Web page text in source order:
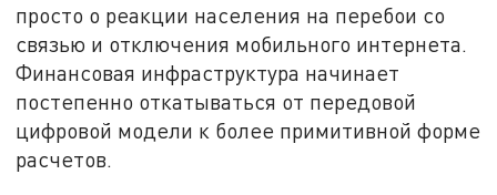
просто о реакции населения на перебои со
связью и отключения мобильного интернета.
Финансовая инфраструктура начинает
постепенно откатываться от передовой
цифровой модели к более примитивной форме
расчетов.